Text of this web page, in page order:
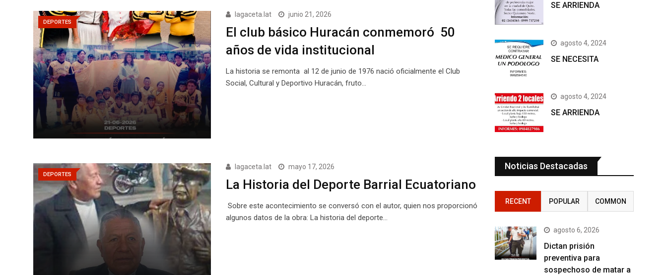
DEPORTES
lagaceta.lat junio 21, 2026
El club básico Huracán conmemoró 50
años de vida institucional
La historia se remonta al 12 de junio de 1976 nació oficialmente el Club
Social, Cultural y Deportivo Huracán, fruto…
DEPORTES
lagaceta.lat mayo 17, 2026
La Historia del Deporte Barrial Ecuatoriano
Sobre este acontecimiento se conversó con el autor, quien nos proporcionó
algunos datos de la obra: La historia del deporte…
SE ARRIENDA
agosto 4, 2024
SE NECESITA
agosto 4, 2024
SE ARRIENDA
Noticias Destacadas
RECENT POPULAR COMMON
agosto 6, 2026
Dictan prisión
preventiva para
sospechoso de matar a